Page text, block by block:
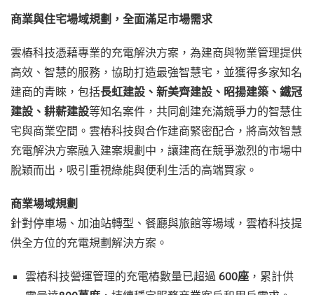
商業與住宅場域規劃，全面滿足市場需求
雲樁科技憑藉專業的充電解決方案，為建商與物業管理提供
高效、智慧的服務，協助打造最強智慧宅，並獲得多家知名
建商的青睞，包括長虹建設、新美齊建設、昭揚建築、鐵冠
建設、耕薪建設等知名案件，共同創建充滿競爭力的智慧住
宅與商業空間。雲樁科技與合作建商緊密配合，將高效智慧
充電解決方案融入建案規劃中，讓建商在競爭激烈的市場中
脫穎而出，吸引重視綠能與便利生活的高端買家。
商業場域規劃
針對停車場、加油站轉型、餐廳與旅館等場域，雲樁科技提
供全方位的充電規劃解決方案。
雲樁科技營運管理的充電樁數量已超過 600座，累計供